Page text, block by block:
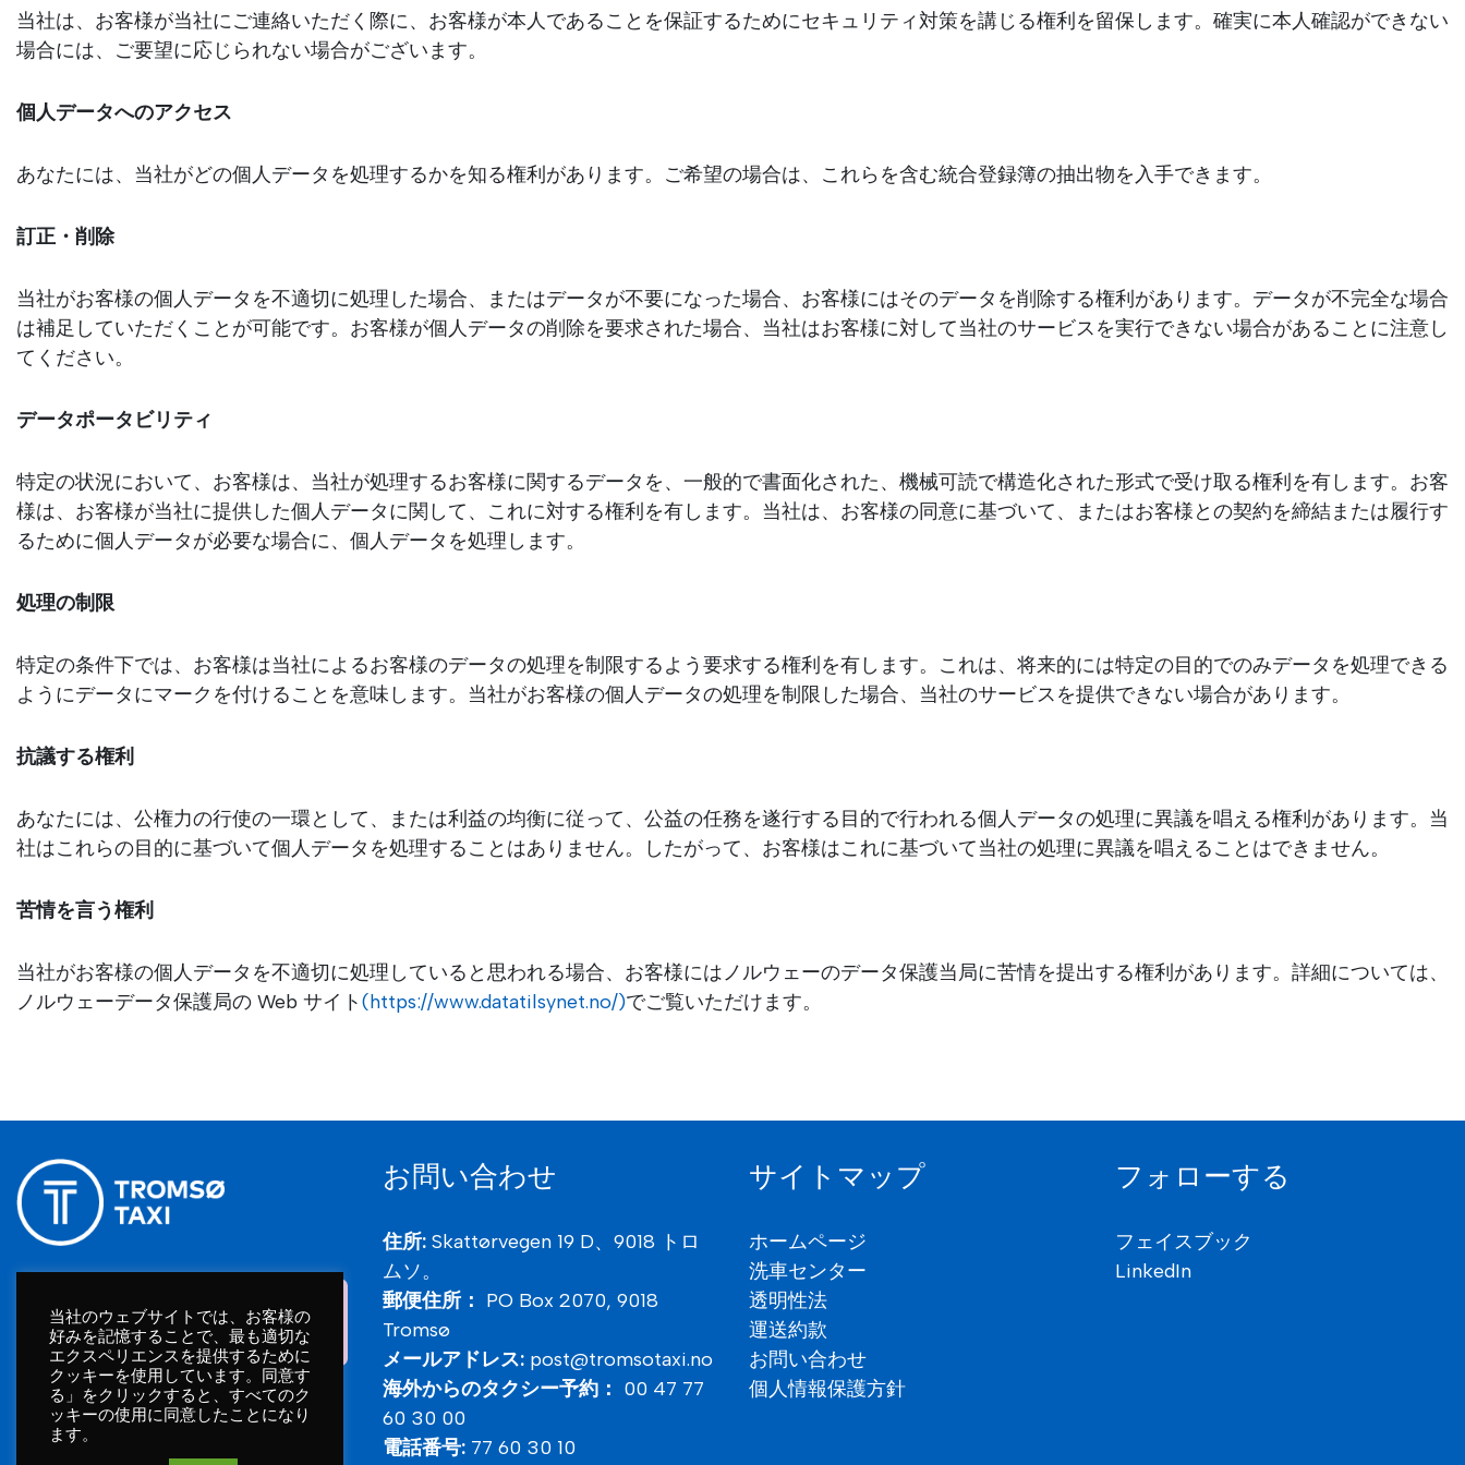
当社は、お客様が当社にご連絡いただく際に、お客様が本人であることを保証するためにセキュリティ対策を講じる権利を留保します。確実に本人確認ができない
場合には、ご要望に応じられない場合がございます。
個人データへのアクセス
あなたには、当社がどの個人データを処理するかを知る権利があります。ご希望の場合は、これらを含む統合登録簿の抽出物を入手できます。
訂正・削除
当社がお客様の個人データを不適切に処理した場合、またはデータが不要になった場合、お客様にはそのデータを削除する権利があります。データが不完全な場合
は補足していただくことが可能です。お客様が個人データの削除を要求された場合、当社はお客様に対して当社のサービスを実行できない場合があることに注意し
てください。
データポータビリティ
特定の状況において、お客様は、当社が処理するお客様に関するデータを、一般的で書面化された、機械可読で構造化された形式で受け取る権利を有します。お客
様は、お客様が当社に提供した個人データに関して、これに対する権利を有します。当社は、お客様の同意に基づいて、またはお客様との契約を締結または履行す
るために個人データが必要な場合に、個人データを処理します。
処理の制限
特定の条件下では、お客様は当社によるお客様のデータの処理を制限するよう要求する権利を有します。これは、将来的には特定の目的でのみデータを処理できる
ようにデータにマークを付けることを意味します。当社がお客様の個人データの処理を制限した場合、当社のサービスを提供できない場合があります。
抗議する権利
あなたには、公権力の行使の一環として、または利益の均衡に従って、公益の任務を遂行する目的で行われる個人データの処理に異議を唱える権利があります。当
社はこれらの目的に基づいて個人データを処理することはありません。したがって、お客様はこれに基づいて当社の処理に異議を唱えることはできません。
苦情を言う権利
当社がお客様の個人データを不適切に処理していると思われる場合、お客様にはノルウェーのデータ保護当局に苦情を提出する権利があります。詳細については、
ノルウェーデータ保護局の Web サイト(https://www.datatilsynet.no/)でご覧いただけます。
お問い合わせ
住所: Skattørvegen 19 D、9018 トロ
ムソ。
郵便住所： PO Box 2070, 9018
Tromsø
メールアドレス: post@tromsotaxi.no
海外からのタクシー予約： 00 47 77
60 30 00
電話番号: 77 60 30 10
サイトマップ
ホームページ
洗車センター
透明性法
運送約款
お問い合わせ
個人情報保護方針
フォローする
フェイスブック
LinkedIn
当社のウェブサイトでは、お客様の
好みを記憶することで、最も適切な
エクスペリエンスを提供するために
クッキーを使用しています。同意す
る」をクリックすると、すべてのク
ッキーの使用に同意したことになり
ます。